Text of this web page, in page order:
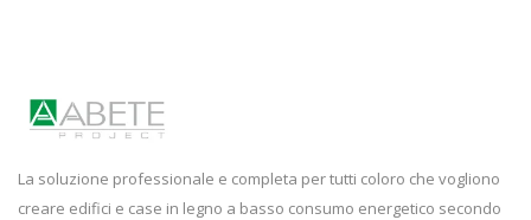
La soluzione professionale e completa per tutti coloro che vogliono
creare edifici e case in legno a basso consumo energetico secondo